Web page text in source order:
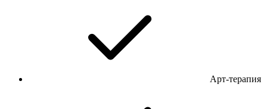
Арт-терапия